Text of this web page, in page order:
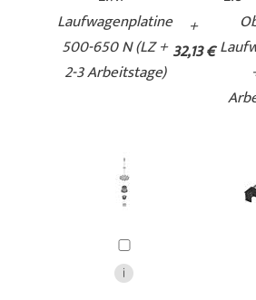
Laufwagenplatine
500-650 N (LZ +
2-3 Arbeitstage)
+
32,13 €